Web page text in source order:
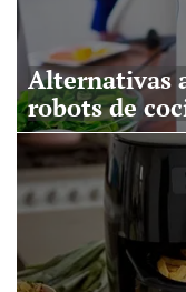
Alternativas
robots de